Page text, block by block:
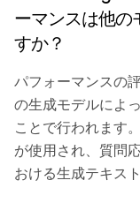
ーマンスは他の
すか？
パフォーマンスの
の生成モデルによ
ことで行われます
が使用され、質問
おける生成テキス